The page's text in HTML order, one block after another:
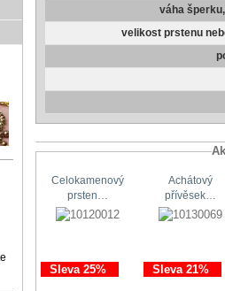
váha
velikost prstenu
Celokamenový
prsten…
Sleva 25%
Achátový
přívěsek…
Sleva 21%